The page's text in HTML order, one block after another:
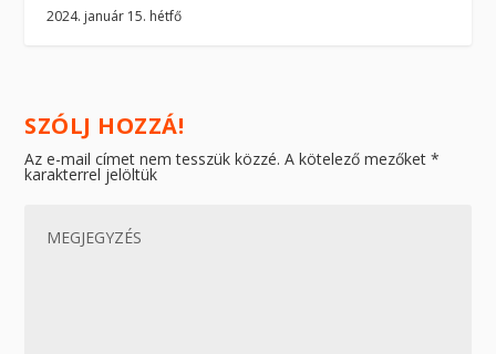
2024. január 15. hétfő
SZÓLJ HOZZÁ!
Az e-mail címet nem tesszük közzé. A kötelező mezőket*
karakterrel jelöltük